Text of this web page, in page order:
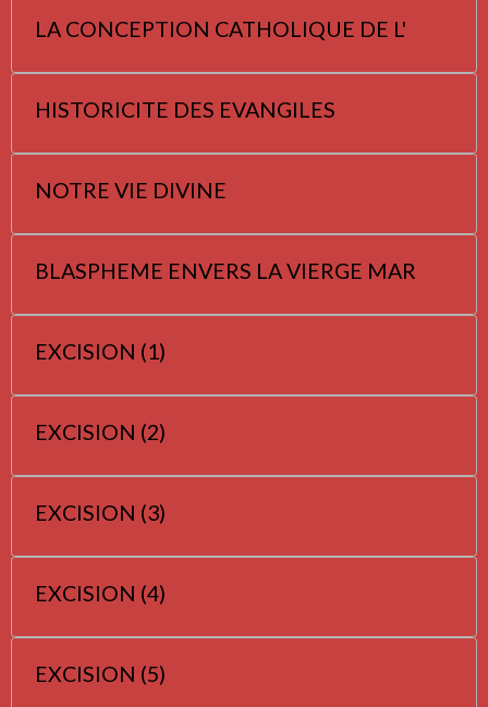
LA CONCEPTION CATHOLIQUE DE L'
HISTORICITE DES EVANGILES
NOTRE VIE DIVINE
BLASPHEME ENVERS LA VIERGE MAR
EXCISION (1)
EXCISION (2)
EXCISION (3)
EXCISION (4)
EXCISION (5)